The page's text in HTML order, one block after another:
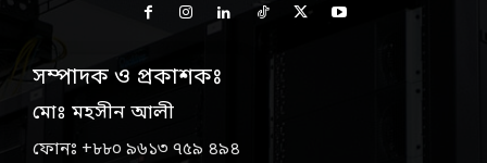
সম্পাদক ও প্রকাশকঃ
মোঃ মহসীন আলী
ফোনঃ +৮৮০ ৯৬১৩ ৭৫৯ ৪৯৪